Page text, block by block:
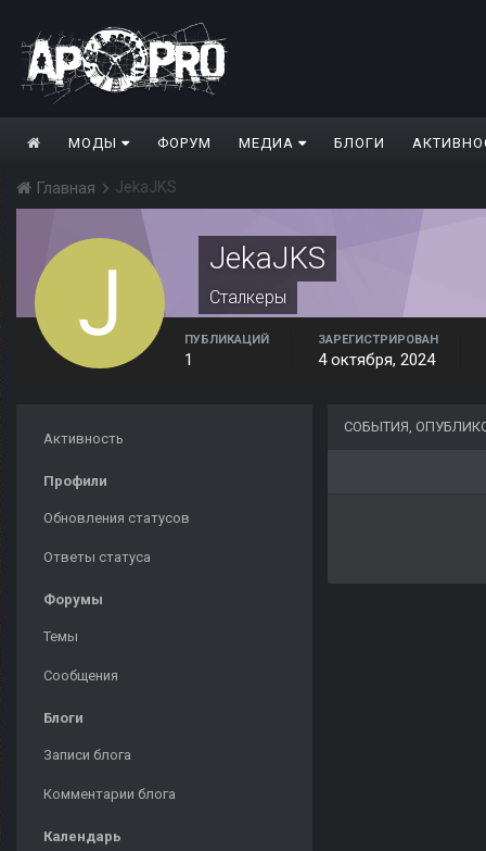
МОДЫ ФОРУМ МЕДИА БЛОГИ
Главная JekaJKS
JekaJKS
Сталкеры
ПУБЛИКАЦИЙ
1
ЗАРЕГИСТРИРОВАН
4 октября, 2024
Активность
Профили
Обновления статусов
Ответы статуса
Форумы
Темы
Сообщения
Блоги
Записи блога
Комментарии блога
Календарь
СОБЫТИЯ,